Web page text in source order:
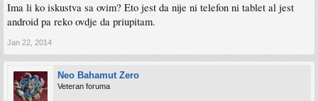
Ima li ko iskustva sa ovim? Eto jest da nije ni telefon ni tablet al jest
android pa reko ovdje da priupitam.
Jan 22, 2014
Neo Bahamut Zero
Veteran foruma